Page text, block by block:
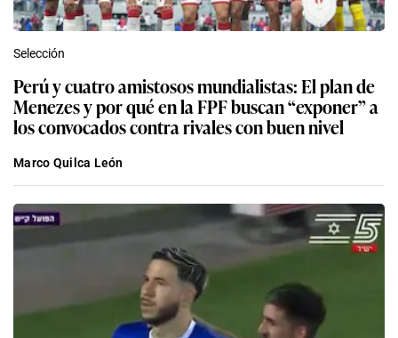
Selección
Perú y cuatro amistosos mundialistas: El plan de
Menezes y por qué en la FPF buscan “exponer” a
los convocados contra rivales con buen nivel
Marco Quilca León